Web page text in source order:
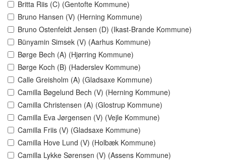
Britta Riis (C) (Gentofte Kommune)
Bruno Hansen (V) (Herning Kommune)
Bruno Ostenfeldt Jensen (D) (Ikast-Brande Kommune)
Bünyamin Simsek (V) (Aarhus Kommune)
Børge Bech (A) (Hjørring Kommune)
Børge Koch (B) (Haderslev Kommune)
Calle Greisholm (A) (Gladsaxe Kommune)
Camilla Bøgelund Bech (V) (Herning Kommune)
Camilla Christensen (A) (Glostrup Kommune)
Camilla Eva Jørgensen (V) (Vejle Kommune)
Camilla Friis (V) (Gladsaxe Kommune)
Camilla Hove Lund (V) (Holbæk Kommune)
Camilla Lykke Sørensen (V) (Assens Kommune)